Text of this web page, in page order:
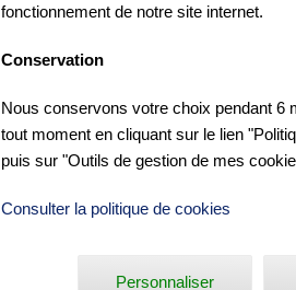
fonctionnement de notre site internet.
Conservation
Nous conservons votre choix pendant 6
tout moment en cliquant sur le lien
puis sur "Outils de gestion de mes
Consulter la politique de cookies
Personnaliser